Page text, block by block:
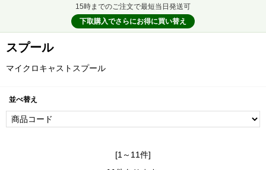
15時までのご注文で最短当日発送可
下取購入でさらにお得に買い替え
スプール
マイクロキャストスプール
並べ替え
[1～11件]